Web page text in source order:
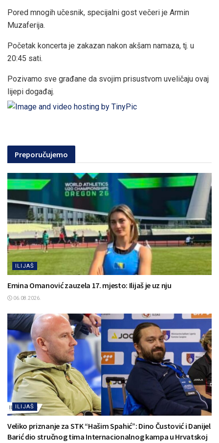
Pored mnogih učesnik, specijalni gost večeri je Armin
Muzaferija.
Početak koncerta je zakazan nakon akšam namaza, tj. u
20:45 sati.
Pozivamo sve građane da svojim prisustvom uveličaju ovaj
lijepi događaj.
Preporučujemo
ILIJAŠ
Emina Omanović zauzela 17. mjesto: Ilijaš je uz nju
06.08.2026.
ILIJAŠ
Veliko priznanje za STK “Hašim Spahić”: Dino Čustović i Danijel
Barić dio stručnog tima Internacionalnog kampa u Hrvatskoj